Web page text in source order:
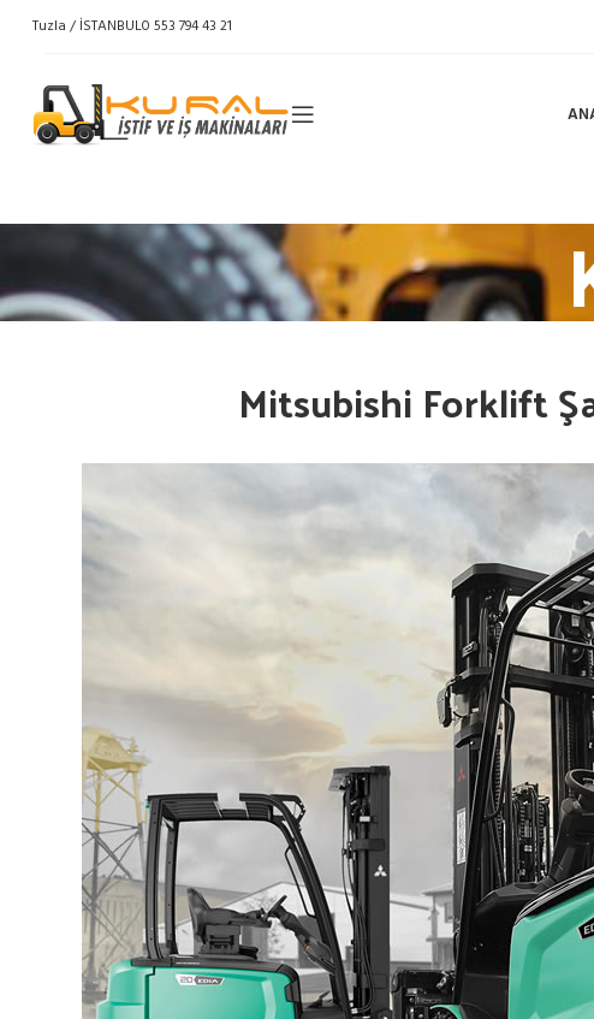
Tuzla / İSTANBUL0 553 794 43 21
Mitsubishi Forklift